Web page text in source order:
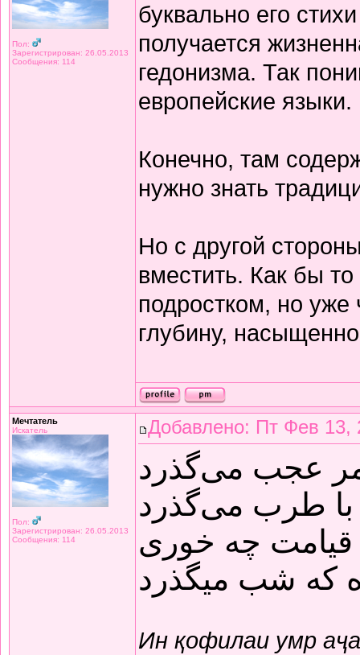
Пол:
Зарегистрирован: 26.05.2013
Сообщения: 114
буквально его
получается
гедонизма. Так
европейские языки.
Конечно, там
нужно знать
Но с другой
вместить. Как бы
подростком, но уже
глубину,
Мечтатель
Искатель
Пол:
Зарегистрирован: 26.05.2013
Сообщения: 114
Добавлено: Пт Фев 13,
عجب می‌گذرد
طرب می‌گذرد
چه خوری
که شب میگذرد
Ин қофилаи умр